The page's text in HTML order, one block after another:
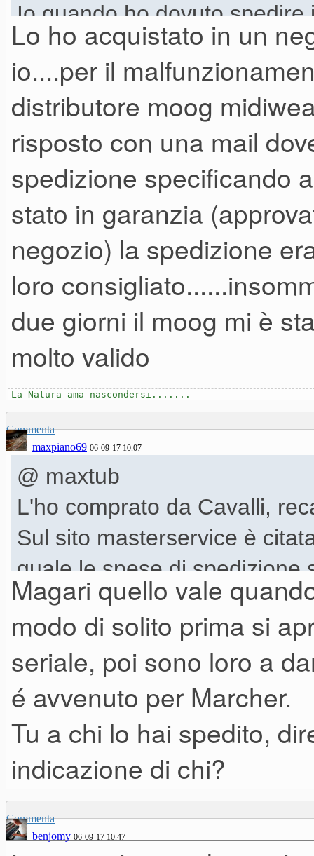
Io quando ho dovuto
rispondeva più bene la
gratuita è stata gratuita pure
cosa visto che il nord stage
Lo ho acquistato in un
io....per il
distributore moog
risposto con una mail
spedizione specificando
stato in garanzia
negozio) la spedizione
loro
due giorni il moog mi è
molto valido
La Natura ama nascondersi.......
Commenta
maxpiano69 06-09-17 10.07
@ maxtub
L'ho comprato da Cavalli,
Sul sito masterservice è
quale le spese di spedizione
spenderle avrei dovuto
o in un loro centro affiliato, il
Modena
Magari quello vale
modo di solito prima si
seriale, poi sono loro a
é avvenuto per Marcher.
Tu a chi lo hai spedito,
indicazione di chi?
Commenta
benjomy 06-09-17 10.47